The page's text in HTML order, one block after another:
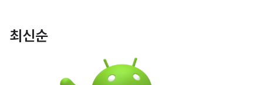
최신순